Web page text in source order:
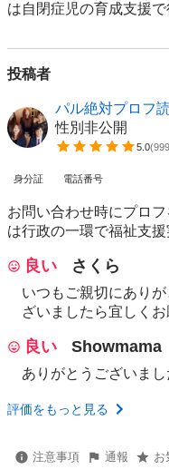
は自閉症児の育成支援で
投稿者
パル絶対プロフ
性別非公開
5.0(999..
身分証 電話番号
お問い合わせ時にプロ
は行政の一環で福祉支
良い さくら
いつもご親切にあり
ざいましたら宜しく
良い Showmama
ありがとうございまし
評価をもっと見る
注意事項 通報 お